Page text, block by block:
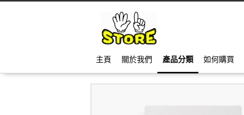
主頁 關於我們 產品分類 如何購買